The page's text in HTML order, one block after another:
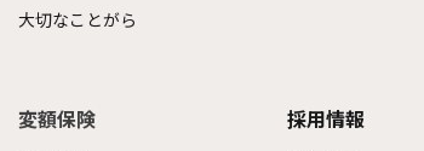
大切なことがら
変額保険 採用情報